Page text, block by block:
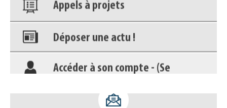
Déposer une actu !
Accéder à son compte - (Se
déconnecter)